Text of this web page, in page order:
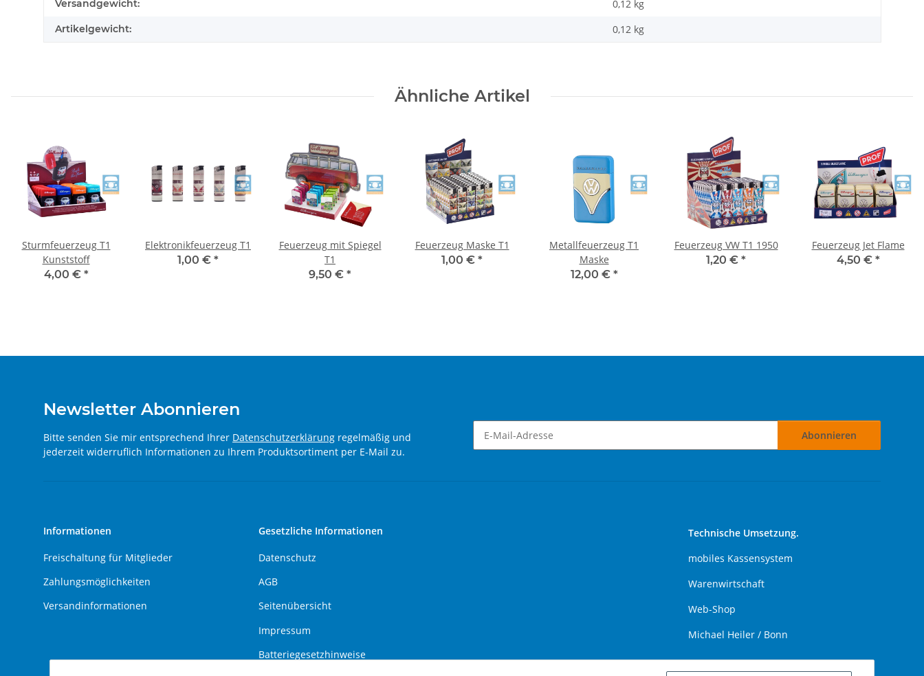
Produkteigenschaft
Wert
Versandgewicht: 0,12 kg
Artikelgewicht: 0,12 kg
Ähnliche Artikel
Sturmfeuerzeug T1
Kunststoff
4,00 € *
Elektronikfeuerzeug T1
1,00 € *
Feuerzeug mit Spiegel
T1
9,50 € *
Feuerzeug Maske T1
1,00 € *
Metallfeuerzeug T1
Maske
12,00 € *
Feuerzeug VW T1 1950
1,20 € *
Feuerzeug Jet Flame
4,50 € *
Newsletter Abonnieren
Bitte senden Sie mir entsprechend Ihrer Datenschutzerklärung regelmäßig und
jederzeit widerruflich Informationen zu Ihrem Produktsortiment per E-Mail zu.
Abonnieren
Informationen
Freischaltung für Mitglieder
Zahlungsmöglichkeiten
Versandinformationen
Gesetzliche Informationen
Datenschutz
AGB
Seitenübersicht
Impressum
Batteriegesetzhinweise
Technische Umsetzung.
mobiles Kassensystem
Warenwirtschaft
Web-Shop
Michael Heiler / Bonn